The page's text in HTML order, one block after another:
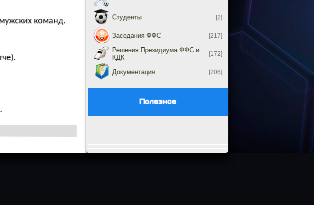
команд.
Студенты [2]
Заседания ФФС [217]
Решения Президиума ФФС и
КДК
[172]
Документация [206]
Полезное